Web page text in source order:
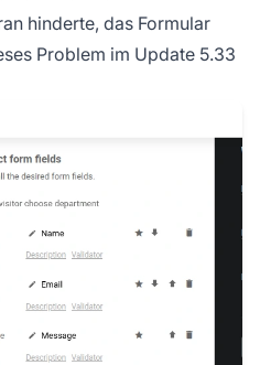
hinderte, das Formular
Problem im Update 5.33